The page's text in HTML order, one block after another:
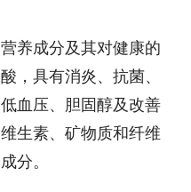
养成分及其对健康的
，具有消炎、抗菌、
血压、胆固醇及改善
生素、矿物质和纤维
分。